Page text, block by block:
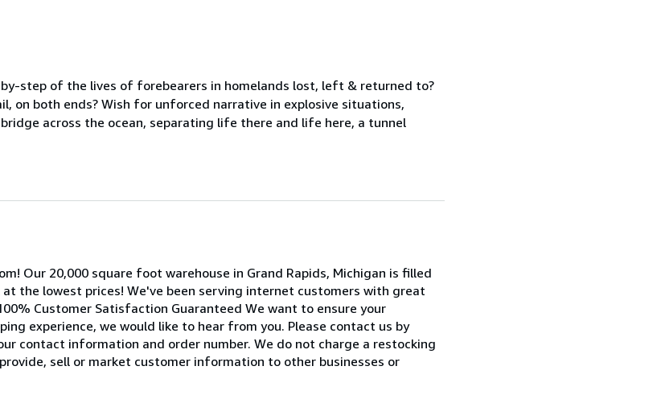
step of the lives of forebearers in homelands lost, left & returned to?
on both ends? Wish for unforced narrative in explosive situations,
across the ocean, separating life there and life here, a tunnel
Our 20,000 square foot warehouse in Grand Rapids, Michigan is filled
the lowest prices! We've been serving internet customers with great
Customer Satisfaction Guaranteed We want to ensure your
experience, we would like to hear from you. Please contact us by
contact information and order number. We do not charge a restocking
sell or market customer information to other businesses or